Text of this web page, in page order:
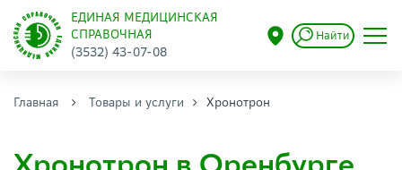
ЕДИНАЯ МЕДИЦИНСКАЯ
СПРАВОЧНАЯ
(3532) 43-07-08
Найти
Главная Товары и услуги Хронотрон